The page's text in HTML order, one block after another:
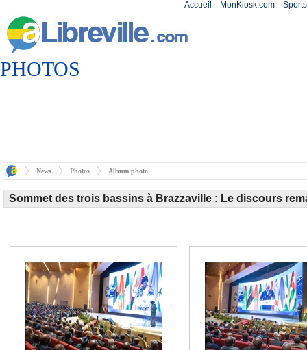
Accueil MonKiosk.com Sports
PHOTOS
News Photos Album photo
Sommet des trois bassins à Brazzaville : Le discours